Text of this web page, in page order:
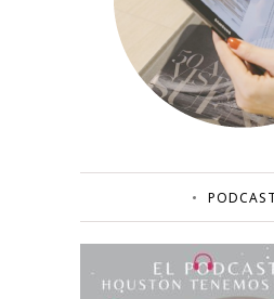
PODCAST